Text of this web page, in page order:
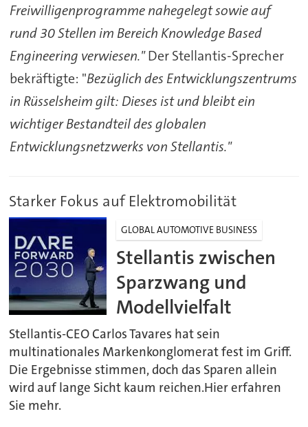
Freiwilligenprogramme nahegelegt sowie auf
rund 30 Stellen im Bereich Knowledge Based
Engineering verwiesen."Der Stellantis-Sprecher
bekräftigte: "Bezüglich des Entwicklungszentrums
in Rüsselsheim gilt: Dieses ist und bleibt ein
wichtiger Bestandteil des globalen
Entwicklungsnetzwerks von Stellantis."
Starker Fokus auf Elektromobilität
GLOBAL AUTOMOTIVE BUSINESS
Stellantis zwischen
Sparzwang und
Modellvielfalt
Stellantis-CEO Carlos Tavares hat sein
multinationales Markenkonglomerat fest im Griff.
Die Ergebnisse stimmen, doch das Sparen allein
wird auf lange Sicht kaum reichen.Hier erfahren
Sie mehr.